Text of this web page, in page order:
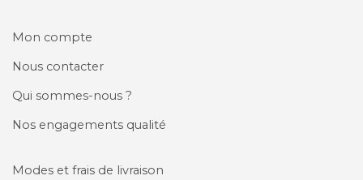
Mon compte
Nous contacter
Qui sommes-nous ?
Nos engagements qualité
Modes et frais de livraison